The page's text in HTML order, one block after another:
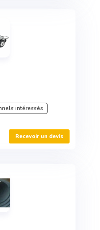
intéressés
Recevoir un devis